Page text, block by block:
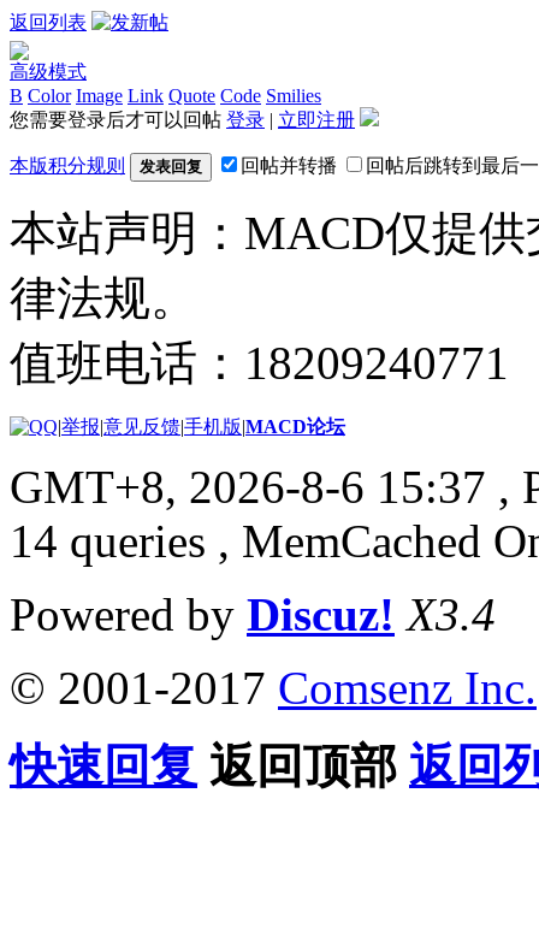
返回列表
高级模式
B Color Image Link Quote Code Smilies
您需要登录后才可以回帖 登录 | 立即注册
本版积分规则 发表回复 回帖并转播 回帖后跳转到最后
本站声明：MACD仅提
律法规。
值班电话：
|举报|意见反馈|手机版|MACD论坛
GMT+8, 2026-8-6 15:37 ,
14 queries , MemCached
Powered by Discuz! X3.4
© 2001-2017 Comsenz Inc.
快速回复 返回顶部 返回